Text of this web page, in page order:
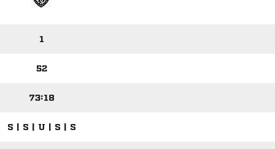
1
52
73:18
S | S | U | S | S